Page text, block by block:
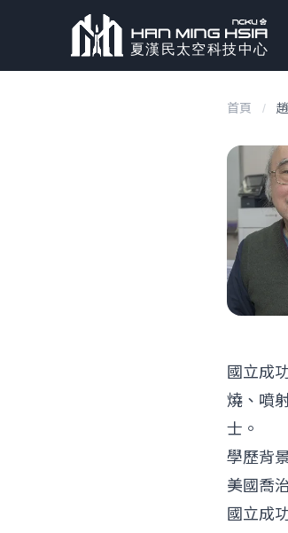
首頁 /
國立成
燒、噴
士。
學歷背
美國喬
國立成